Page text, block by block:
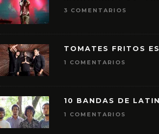
3 COMENTARIOS
TOMATES FRITOS
1 COMENTARIOS
10 BANDAS DE
1 COMENTARIOS